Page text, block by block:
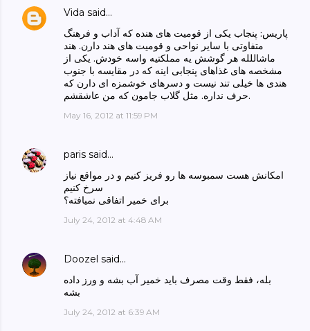
Vida said…
پاریس: پنجاب یکی از قومیت های هنده که آداب و فرهنگ
متفاوتی با سایر نواحی و قومیت های هند دارن. هند
ماشاللله هر گوشش یه مملکتیه واسه خودش. یکی از
مشخصه های غذاهای پنجابی اینه که در مقایسه با جنوب
هندی ها خیلی تند نیست و دسرهای خوشمزه ای دارن که
حرف نداره. مثل گلاب جامون که من عاشقشم.
May 16, 2012 at 11:59 PM
paris said…
امکانش هست سمبوسه ها رو فریز کنیم و در مواقع نیاز
سرخ کنیم
برای خمیر اتفاقی نمیافته؟
July 24, 2012 at 4:48 AM
Doozel said…
بله، فقط وقت مصرف باید خمیر آب بشه و ورز داده
بشه
July 24, 2012 at 6:39 AM